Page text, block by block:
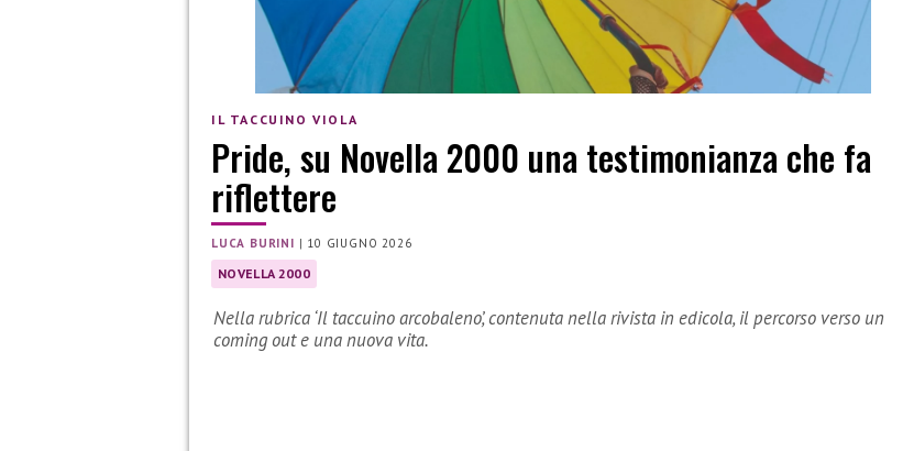
IL TACCUINO VIOLA
Pride, su Novella 2000 una testimonianza che fa
riflettere
LUCA BURINI | 10 GIUGNO 2026
NOVELLA 2000
Nella rubrica ‘Il taccuino arcobaleno’, contenuta nella rivista in edicola, il percorso verso un
coming out e una nuova vita.